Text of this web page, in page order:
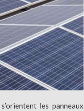
les panneaux